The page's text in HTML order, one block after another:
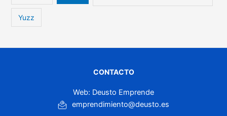
Yuzz
CONTACTO
Web: Deusto Emprende
emprendimiento@deusto.es